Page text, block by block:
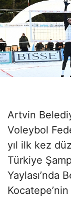
Artvin
Voleybol
yıl ilk kez
Türkiye
Yaylası’nda
Kocatepe’nin